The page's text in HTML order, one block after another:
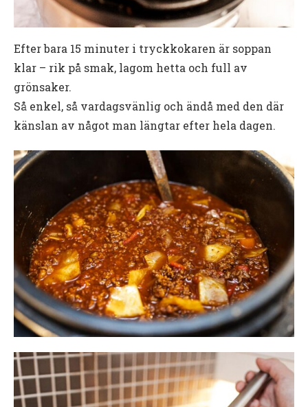
Efter bara 15 minuter i tryckkokaren är soppan
klar – rik på smak, lagom hetta och full av
grönsaker.
Så enkel, så vardagsvänlig och ändå med den där
känslan av något man längtar efter hela dagen.